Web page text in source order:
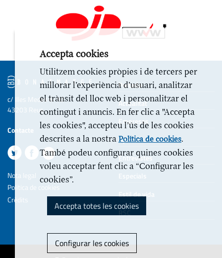
Portada
Actualitat
Empreses
Opinió
Entrevistes
Especials
Estil de vida
RSC
c/ Illes Medes 6-10
43203 Reus
Contacte
Nota legal
Politica de cookies
Crèdits
Accepta cookies
Utilitzem cookies pròpies i de tercers per
millorar l’experiència d’usuari, analitzar
el trànsit del lloc web i personalitzar el
contingut i anuncis. En fer clic a "Accepta
les cookies", accepteu l’ús de les cookies
descrites a la nostra Política de cookies.
També podeu configurar quines cookies
voleu acceptar fent clic a “Configurar les
cookies”.
Accepta totes les cookies
Configurar les cookies